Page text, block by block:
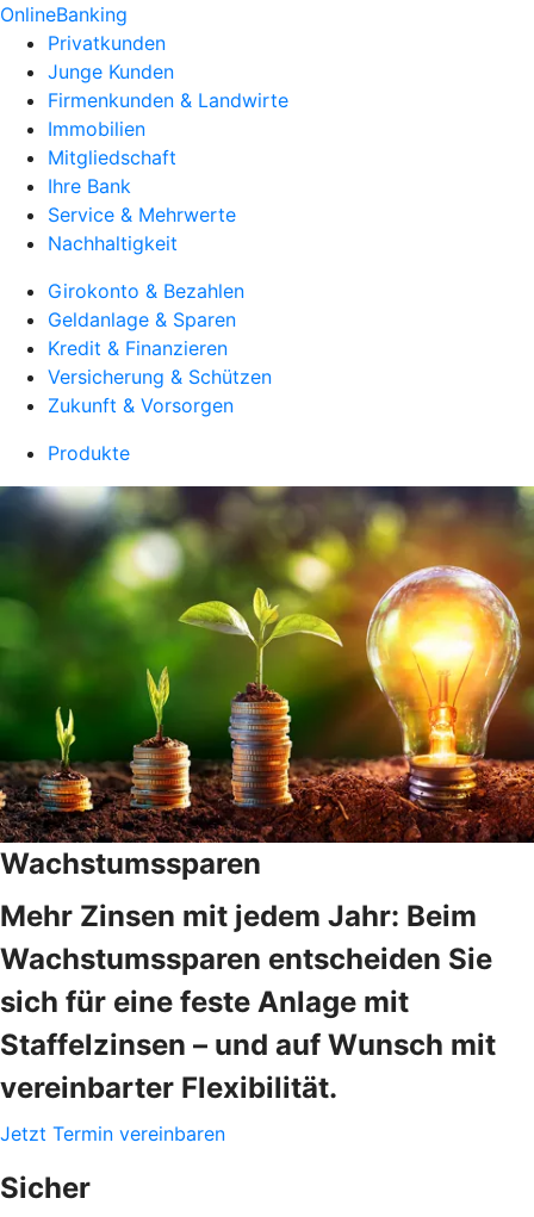
OnlineBanking
Privatkunden
Junge Kunden
Firmenkunden & Landwirte
Immobilien
Mitgliedschaft
Ihre Bank
Service & Mehrwerte
Nachhaltigkeit
Girokonto & Bezahlen
Geldanlage & Sparen
Kredit & Finanzieren
Versicherung & Schützen
Zukunft & Vorsorgen
Produkte
Wachstumssparen
Mehr Zinsen mit jedem Jahr: Beim
Wachstumssparen entscheiden Sie
sich für eine feste Anlage mit
Staffelzinsen – und auf Wunsch mit
vereinbarter Flexibilität.
Jetzt Termin vereinbaren
Sicher